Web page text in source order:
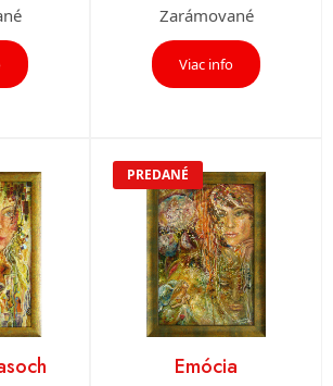
Zarámované
Viac info
PREDANÉ
Emócia